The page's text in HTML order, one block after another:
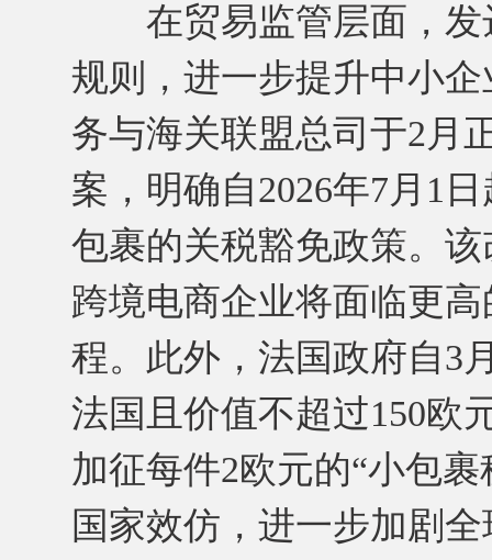
在贸易监管层面，发
规则，进一步提升中小
务与海关联盟总司于2月
案，明确自2026年7月1
包裹的关税豁免政策。
跨境电商企业将面临更
程。此外，法国政府自3
法国且价值不超过150欧
加征每件2欧元的“小包
国家效仿，进一步加剧